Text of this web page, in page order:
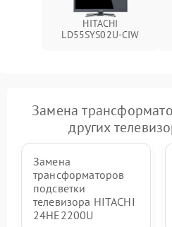
HITACHI
LD55SYS02U-CIW
Замена
других
Замена
трансформаторов
подсветки
телевизора HITACHI
24HE2200U